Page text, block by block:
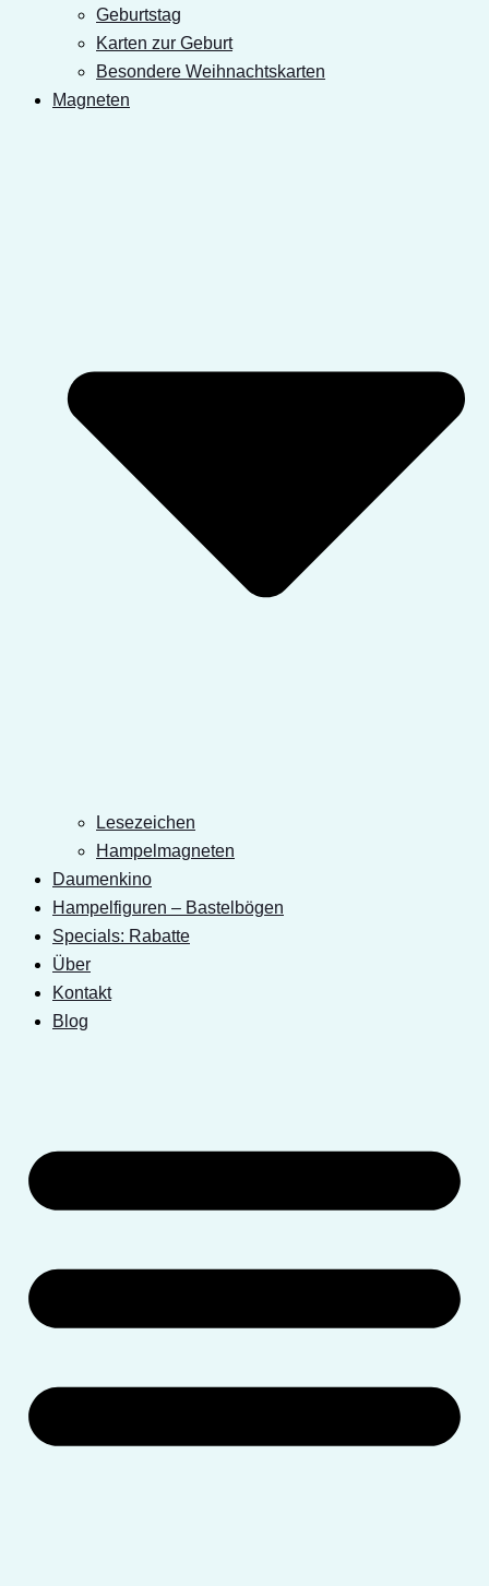
Geburtstag
Karten zur Geburt
Besondere Weihnachtskarten
Magneten
Lesezeichen
Hampelmagneten
Daumenkino
Hampelfiguren – Bastelbögen
Specials: Rabatte
Über
Kontakt
Blog